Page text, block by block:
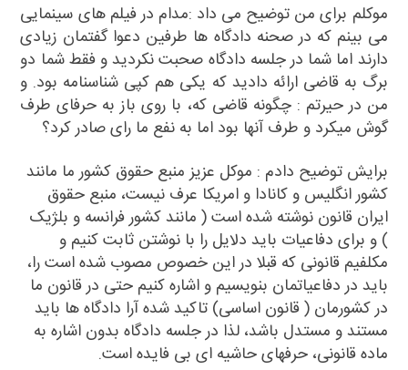
موکلم برای من توضیح می داد :مدام در فیلم های سینمایی
می بینم که در صحنه دادگاه ها طرفین دعوا گفتمان زیادی
دارند اما شما در جلسه دادگاه صحبت نکردید و فقط شما دو
برگ به قاضی ارائه دادید که یکی هم کپی شناسنامه بود. و
من در حیرتم : چگونه قاضی که، با روی باز به حرفای طرف
گوش میکرد و طرف آنها بود اما به نفع ما رای صادر کرد؟
برایش توضیح دادم : موکل عزیز منبع حقوق کشور ما مانند
کشور انگلیس و کانادا و امریکا عرف نیست، منبع حقوق
ایران قانون نوشته شده است ( مانند کشور فرانسه و بلژیک
) و برای دفاعیات باید دلایل را با نوشتن ثابت کنیم و
مکلفیم قانونی که قبلا در این خصوص مصوب شده است را،
باید در دفاعیاتمان بنویسیم و اشاره کنیم حتی در قانون ما
در کشورمان (قانون اساسی) تاکید شده آرا دادگاه ها باید
مستند و مستدل باشد، لذا در جلسه دادگاه بدون اشاره به
ماده قانونی، حرفهای حاشیه ای بی فایده است.